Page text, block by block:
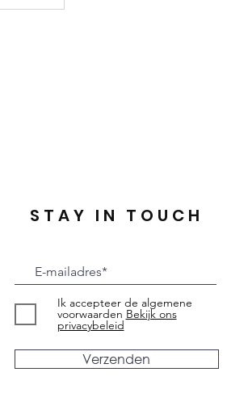
STAY IN TOUCH
Ik accepteer de algemene
voorwaarden Bekijk ons
privacybeleid
Verzenden